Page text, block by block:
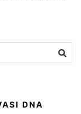
DNA